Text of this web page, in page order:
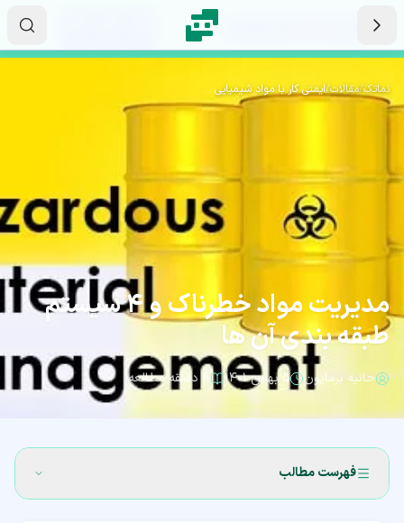
نماتک/مقالات/ایمنی کار با مواد شیمیایی
مدیریت مواد خطرناک و 4 سیستم
طبقه بندی آن ها
حانیه برمایون ۵ بهمن ۱۴۰۱ ۸ دقیقه مطالعه
فهرست مطالب